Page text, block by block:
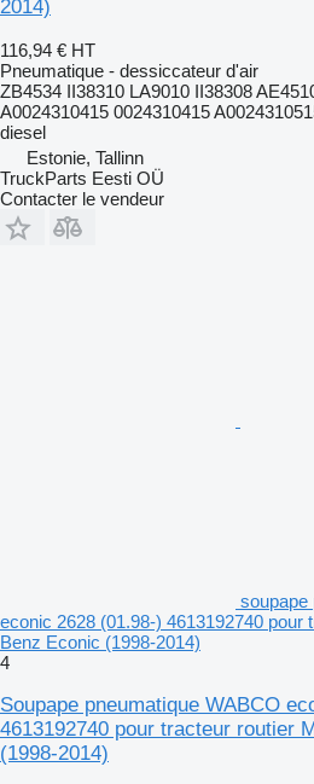
2014)
116,94 € HT
Pneumatique - dessiccateur d'air
ZB4534 II38310 LA9010 II38308
A0024310415 0024310415
diesel
Estonie, Tallinn
TruckParts Eesti OÜ
Contacter le vendeur
soupape
econic 2628 (01.98-) 4613192740 pour
Benz Econic (1998-2014)
4
Soupape pneumatique WABCO
4613192740 pour tracteur routier
(1998-2014)